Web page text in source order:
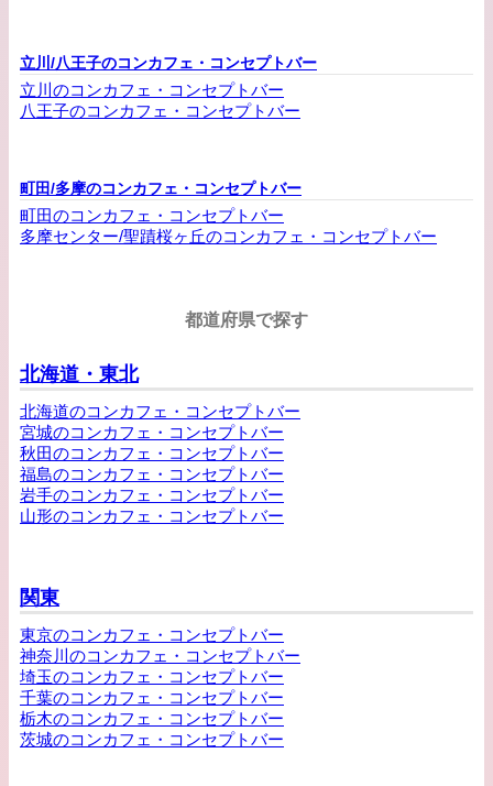
立川/八王子のコンカフェ・コンセプトバー
立川のコンカフェ・コンセプトバー
八王子のコンカフェ・コンセプトバー
町田/多摩のコンカフェ・コンセプトバー
町田のコンカフェ・コンセプトバー
多摩センター/聖蹟桜ヶ丘のコンカフェ・コンセプトバー
都道府県で探す
北海道・東北
北海道のコンカフェ・コンセプトバー
宮城のコンカフェ・コンセプトバー
秋田のコンカフェ・コンセプトバー
福島のコンカフェ・コンセプトバー
岩手のコンカフェ・コンセプトバー
山形のコンカフェ・コンセプトバー
関東
東京のコンカフェ・コンセプトバー
神奈川のコンカフェ・コンセプトバー
埼玉のコンカフェ・コンセプトバー
千葉のコンカフェ・コンセプトバー
栃木のコンカフェ・コンセプトバー
茨城のコンカフェ・コンセプトバー